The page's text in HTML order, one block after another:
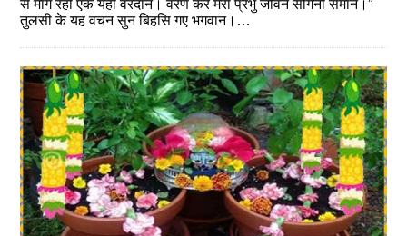
से मांग रही एक यही वरदान। वरण करें मेरा प्रभु जीवन संगिनी समान।”
तुलसी के यह वचन सुन बिहसि गए भगवान।…